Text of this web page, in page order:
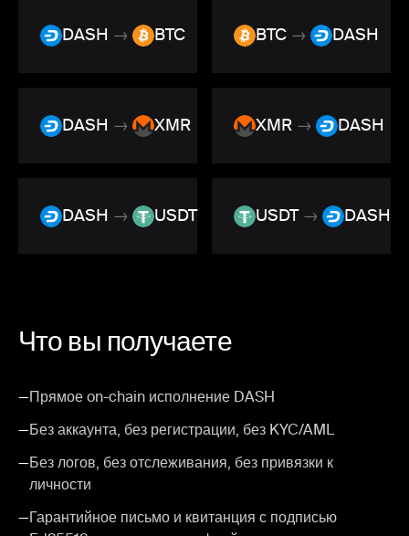
DASH → BTC BTC → DASH
DASH → XMR XMR → DASH
DASH → USDT USDT → DASH
Что вы получаете
—Прямое on-chain исполнение DASH
—Без аккаунта, без регистрации, без KYC/AML
—Без логов, без отслеживания, без привязки к
личности
—Гарантийное письмо и квитанция с подписью